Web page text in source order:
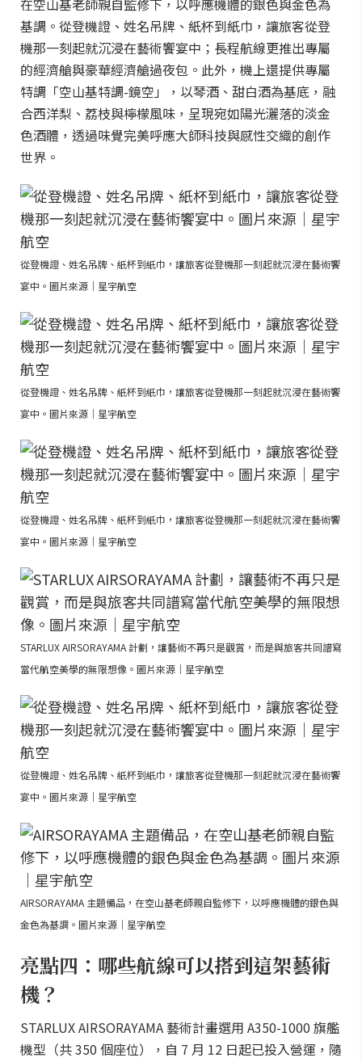
基調。從登機證、姓名吊牌、紙杯到紙巾，讓旅客從登
機那一刻起就沉浸在藝術饗宴中；長程航線更推出專屬
的經濟艙與豪華經濟艙過夜包。此外，機上還提供專屬
特調「空山基特調-鏡空」，以琴酒、甜白酒為基底，融
合西洋梨、荔枝與檸檬風味，呈現宛如陽光灑落的淡金
色酒體，透過味覺完美呼應大師科技與感性交織的創作
世界。
從登機證、姓名吊牌、紙杯到紙巾，讓旅客從登機那一刻起就沉浸在藝術饗
宴中。圖片來源｜星宇航空
從登機證、姓名吊牌、紙杯到紙巾，讓旅客從登機那一刻起就沉浸在藝術饗
宴中。圖片來源｜星宇航空
從登機證、姓名吊牌、紙杯到紙巾，讓旅客從登機那一刻起就沉浸在藝術饗
宴中。圖片來源｜星宇航空
STARLUX AIRSORAYAMA 計劃，讓藝術不再只是觀賞，而是與旅客共同譜寫
當代航空美學的無限想像。圖片來源｜星宇航空
從登機證、姓名吊牌、紙杯到紙巾，讓旅客從登機那一刻起就沉浸在藝術饗
宴中。圖片來源｜星宇航空
AIRSORAYAMA 主題備品，在空山基老師親自監修下，以呼應機體的銀色與
金色為基調。圖片來源｜星宇航空
亮點四：哪些航線可以搭到這架藝術
機？
STARLUX AIRSORAYAMA 藝術計畫選用 A350-1000 旗艦
機型（共 350 個座位），自 7 月 12 日起已投入營運，隨